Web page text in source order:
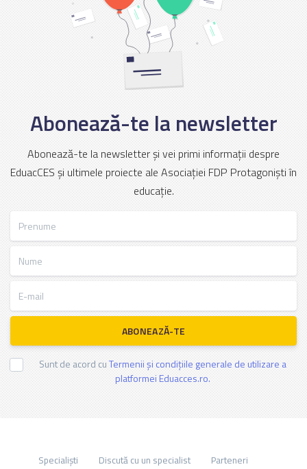
Abonează-te la newsletter
Abonează-te la newsletter și vei primi informații despre
EduacCES și ultimele proiecte ale Asociației FDP Protagoniști în
educație.
ABONEAZĂ-TE
Sunt de acord cuTermenii și condițiile generale de utilizare a
platformei Eduacces.ro.
Specialiști Discută cu un specialist Parteneri